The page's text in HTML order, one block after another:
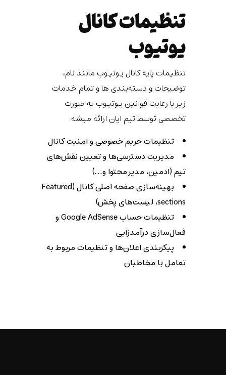
تنظیمات کانال
یوتیوب
تنظیمات پایه کانال یوتیوب مانند نام،
توضیحات و دسته‌بندی ها و تمام خدمات
زیر با رعایت قوانین یوتیوب به صورت
تخصصی توسط تیم ایان ارائه میشه:
تنظیمات حریم خصوصی و امنیت کانال
مدیریت دسترسی‌ها و تعیین نقش‌های
تیم (ادمین، مدیر محتوا و…)
بهینه‌سازی صفحه اصلی کانال (Featured
sections، لیست‌های پخش)
تنظیمات حساب Google AdSense و
فعال‌سازی درآمدزایی
پیکربندی اعلان‌ها و تنظیمات مربوط به
تعامل با مخاطبان